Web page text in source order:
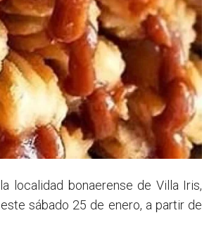
localidad bonaerense de Villa Iris,
sábado 25 de enero, a partir de